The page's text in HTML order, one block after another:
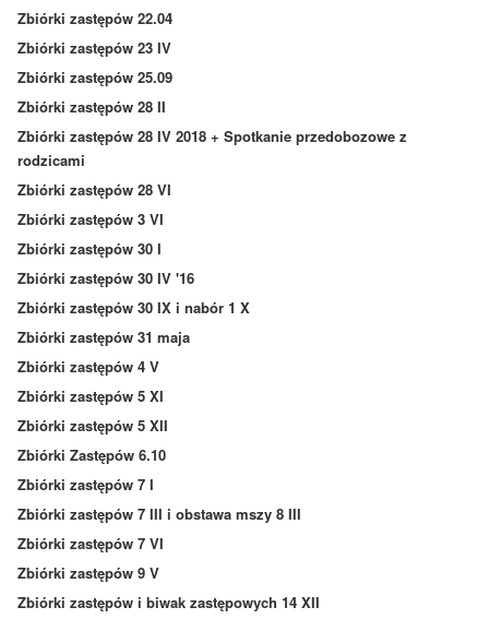
Zbiórki zastępów 22.04
Zbiórki zastępów 23 IV
Zbiórki zastępów 25.09
Zbiórki zastępów 28 II
Zbiórki zastępów 28 IV 2018 + Spotkanie przedobozowe z
rodzicami
Zbiórki zastępów 28 VI
Zbiórki zastępów 3 VI
Zbiórki zastępów 30 I
Zbiórki zastępów 30 IV '16
Zbiórki zastępów 30 IX i nabór 1 X
Zbiórki zastępów 31 maja
Zbiórki zastępów 4 V
Zbiórki zastępów 5 XI
Zbiórki zastępów 5 XII
Zbiórki Zastępów 6.10
Zbiórki zastępów 7 I
Zbiórki zastępów 7 III i obstawa mszy 8 III
Zbiórki zastępów 7 VI
Zbiórki zastępów 9 V
Zbiórki zastępów i biwak zastępowych 14 XII